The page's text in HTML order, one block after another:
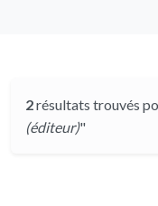
2résultats trouvés
(éditeur)"